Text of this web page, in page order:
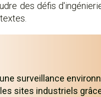
des défis
surveillance
sites industriels